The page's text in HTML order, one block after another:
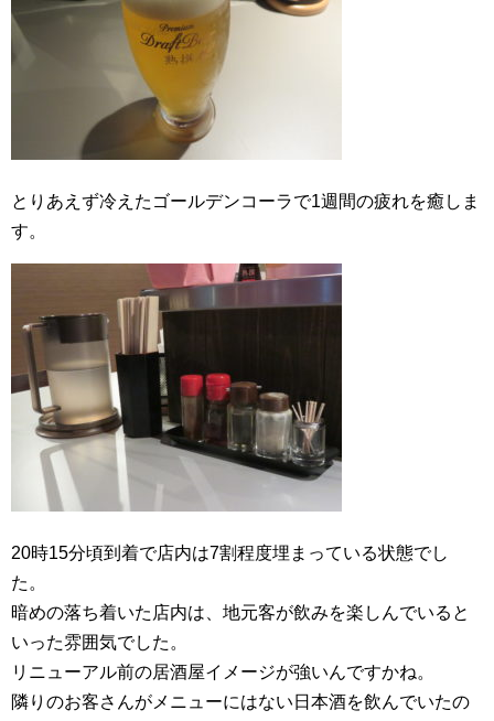
とりあえず冷えたゴールデンコーラで1週間の疲れを癒しま
す。
20時15分頃到着で店内は7割程度埋まっている状態でし
た。
暗めの落ち着いた店内は、地元客が飲みを楽しんでいると
いった雰囲気でした。
リニューアル前の居酒屋イメージが強いんですかね。
隣りのお客さんがメニューにはない日本酒を飲んでいたの